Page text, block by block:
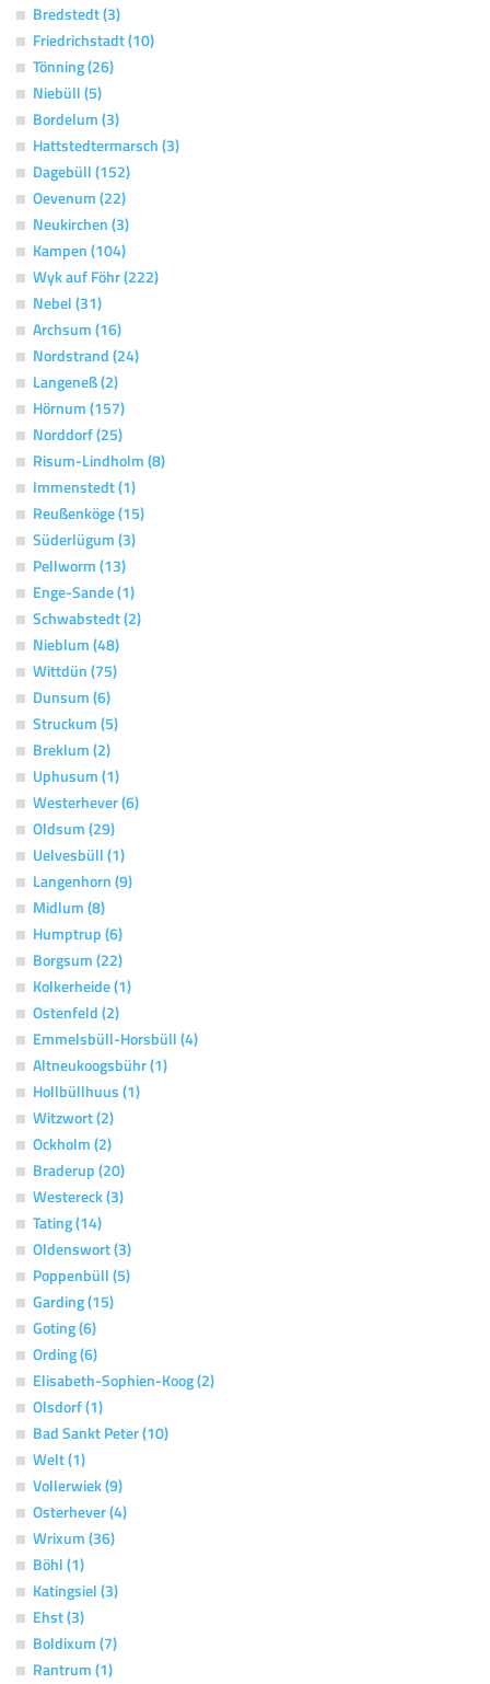
Bredstedt (3)
Friedrichstadt (10)
Tönning (26)
Niebüll (5)
Bordelum (3)
Hattstedtermarsch (3)
Dagebüll (152)
Oevenum (22)
Neukirchen (3)
Kampen (104)
Wyk auf Föhr (222)
Nebel (31)
Archsum (16)
Nordstrand (24)
Langeneß (2)
Hörnum (157)
Norddorf (25)
Risum-Lindholm (8)
Immenstedt (1)
Reußenköge (15)
Süderlügum (3)
Pellworm (13)
Enge-Sande (1)
Schwabstedt (2)
Nieblum (48)
Wittdün (75)
Dunsum (6)
Struckum (5)
Breklum (2)
Uphusum (1)
Westerhever (6)
Oldsum (29)
Uelvesbüll (1)
Langenhorn (9)
Midlum (8)
Humptrup (6)
Borgsum (22)
Kolkerheide (1)
Ostenfeld (2)
Emmelsbüll-Horsbüll (4)
Altneukoogsbühr (1)
Hollbüllhuus (1)
Witzwort (2)
Ockholm (2)
Braderup (20)
Westereck (3)
Tating (14)
Oldenswort (3)
Poppenbüll (5)
Garding (15)
Goting (6)
Ording (6)
Elisabeth-Sophien-Koog (2)
Olsdorf (1)
Bad Sankt Peter (10)
Welt (1)
Vollerwiek (9)
Osterhever (4)
Wrixum (36)
Böhl (1)
Katingsiel (3)
Ehst (3)
Boldixum (7)
Rantrum (1)